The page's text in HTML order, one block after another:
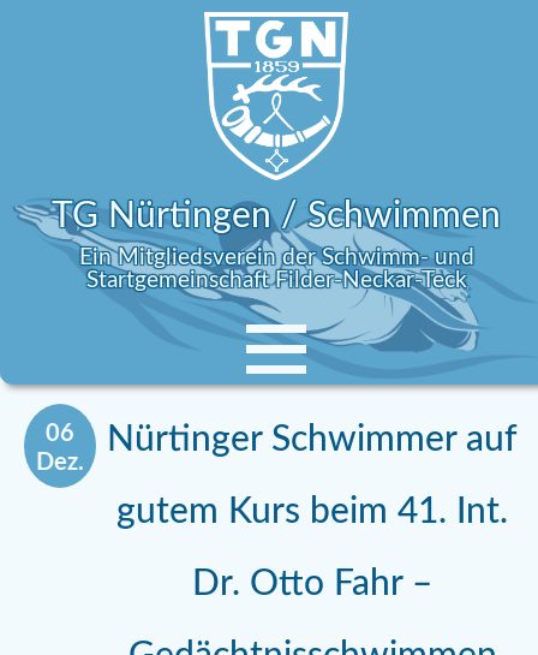
TG Nürtingen / Schwimmen
Ein Mitgliedsverein der Schwimm- und
Startgemeinschaft Filder-Neckar-Teck
06
Dez.
Nürtinger Schwimmer auf
gutem Kurs beim 41. Int.
Dr. Otto Fahr –